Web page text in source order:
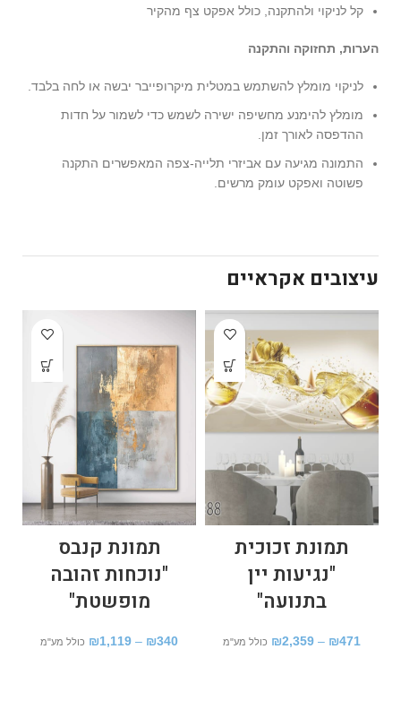
קל לניקוי ולהתקנה, כולל אפקט צף מהקיר
הערות, תחזוקה והתקנה
לניקוי מומלץ להשתמש במטלית מיקרופייבר יבשה או לחה בלבד.
מומלץ להימנע מחשיפה ישירה לשמש כדי לשמור על חדות
ההדפסה לאורך זמן.
התמונה מגיעה עם אביזרי תלייה-צפה המאפשרים התקנה
פשוטה ואפקט עומק מרשים.
עיצובים אקראיים
תמונת זכוכית
"נגיעות יין
בתנועה"
₪471
–
₪2,359 כולל מע"מ
תמונת קנבס
"נוכחות זהובה
מופשטת"
₪340
–
₪1,119 כולל מע"מ